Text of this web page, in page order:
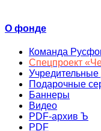
О фонде
Команда
Спецпроект
Подарочные
Баннеры
Видео
PDF-архив Ъ
PDF